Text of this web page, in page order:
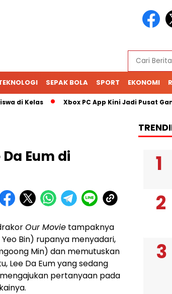
SEPAK BOLA SPORT EKONOMI
Xbox PC App Kini Jadi Pusat Game
Eum di
Our Movie tampaknya
Bin) rupanya menyadari,
Min) dan memutuskan
Lee Da Eum yang sedang
pertanyaan pada